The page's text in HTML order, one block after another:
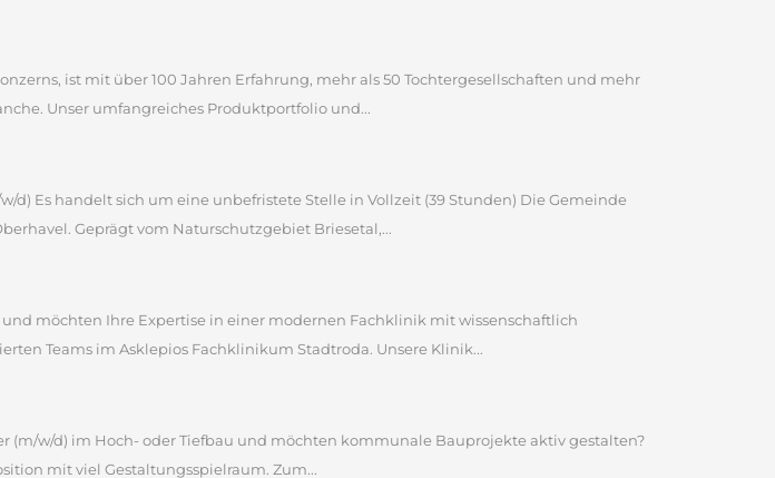
ist mit über 100 Jahren Erfahrung, mehr als 50 Tochtergesellschaften und mehr
Unser umfangreiches Produktportfolio und...
Es handelt sich um eine unbefristete Stelle in Vollzeit (39 Stunden) Die Gemeinde
Geprägt vom Naturschutzgebiet Briesetal,...
möchten Ihre Expertise in einer modernen Fachklinik mit wissenschaftlich
Teams im Asklepios Fachklinikum Stadtroda. Unsere Klinik...
(m/w/d) im Hoch- oder Tiefbau und möchten kommunale Bauprojekte aktiv gestalten?
mit viel Gestaltungsspielraum. Zum...